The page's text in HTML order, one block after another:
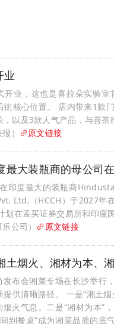
业
开业，这也是喜拉朵实验
核心位置。 店内带来1款
以及3款人气产品，与喜
）
原文链接
大装瓶商的母公司
印度最大的装瓶商
Ltd.（HCCH）于2027年
在孟买证券交易所和印度
公司）
原文链接
烟火、湘材为本、
布会湘菜专场在长沙举行
供清晰路径。 一是“湘土
火气息。二是“湘材为本”
到餐桌”成为湘菜品质的底